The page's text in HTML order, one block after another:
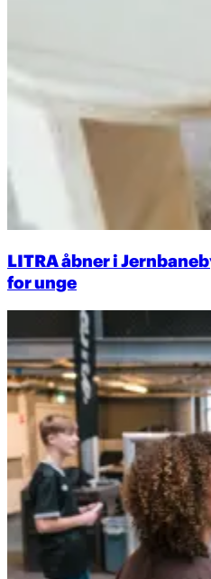
LITRA åbner i
for unge